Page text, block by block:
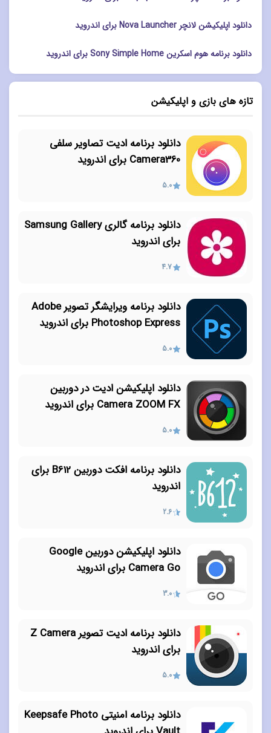
دانلود اپلیکیشن لانچر Nova Launcher برای اندروید
دانلود برنامه هوم اسکرین Sony Simple Home برای اندروید
تازه های بازی و اپلیکیشن
دانلود برنامه ادیت تصاویر سلفی
Camera360 برای اندروید
5.0
دانلود برنامه گالری Samsung Gallery
برای اندروید
4.7
دانلود برنامه ویرایشگر تصویر Adobe
Photoshop Express برای اندروید
5.0
دانلود اپلیکیشن ادیت در دوربین
Camera ZOOM FX برای اندروید
5.0
دانلود برنامه افکت دوربین B612 برای
اندروید
2.6
دانلود اپلیکیشن دوربین Google
Camera Go برای اندروید
3.0
دانلود برنامه ادیت تصویر Z Camera
برای اندروید
5.0
دانلود برنامه امنیتی Keepsafe Photo